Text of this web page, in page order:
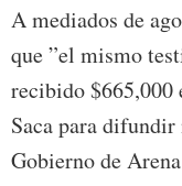
A mediados de
que ”el mismo
recibido $665,000
Saca para
Gobierno de